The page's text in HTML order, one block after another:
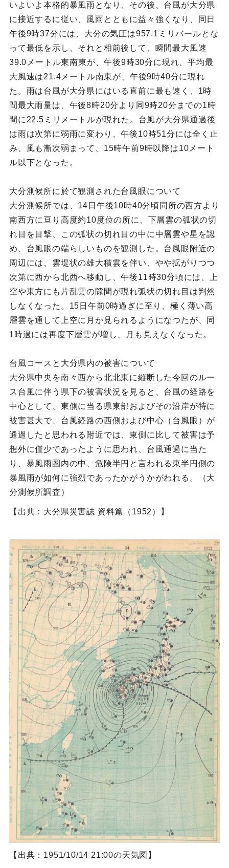
いよいよ本格的暴風雨となり、その後、台風が大分県
に接近するに従い、風雨とともに益々強くなり、同日
午後9時37分には、大分の気圧は957.1ミリバールとな
って最低を示し、それと相前後して、瞬間最大風速
39.0メートル東南東が、午後9時30分に現れ、平均最
大風速は21.4メートル南東が、午後9時40分に現れ
た。雨は台風が大分県にはいる直前に最も速く、1時
間最大雨量は、午後8時20分より同9時20分までの1時
間に22.5ミリメートルが現れた。台風が大分県通過後
は雨は次第に弱雨に変わり、午後10時51分には全く止
み、風も漸次弱まって、15時午前9時以降は10メート
ル以下となった。
大分測候所に於て観測された台風眼について
大分測候所では、14日午後10時40分頃同所の西方より
南西方に亘り高度約10度位の所に、下層雲の弧状の切
れ目を目撃、この弧状の切れ目の中に中層雲や星を認
め、台風眼の端らしいものを観測した。台風眼附近の
周辺には、雲堤状の雄大積雲を伴い、やや拡がりつつ
次第に西から北西へ移動し、午後11時30分頃には、上
空や東方にも片乱雲の隙間が現れ弧状の切れ目は判然
しなくなった。15日午前0時過ぎに至り、極く薄い高
層雲を通して上空に月が見られるようになつたが、同
1時過には再度下層雲が増し、月も見えなくなった。
台風コースと大分県内の被害について
大分県中央を南々西から北北東に縦断した今回のルー
ス台風に伴う県下の被害状況を見ると、台風の経路を
中心として、東側に当る県東部およびその沿岸が特に
被害甚大で、台風経路の西側および中心（台風眼）が
通過したと思われる附近では、東側に比して被害は予
想外に僅少であったように思われ、台風通過に当た
り、暴風雨圏内の中、危険半円と言われる東半円側の
暴風雨が如何に強烈であったかがうかがわれる。（大
分測候所調査）
【出典：大分県災害誌 資料篇（1952）】
【出典：1951/10/14 21:00の天気図】